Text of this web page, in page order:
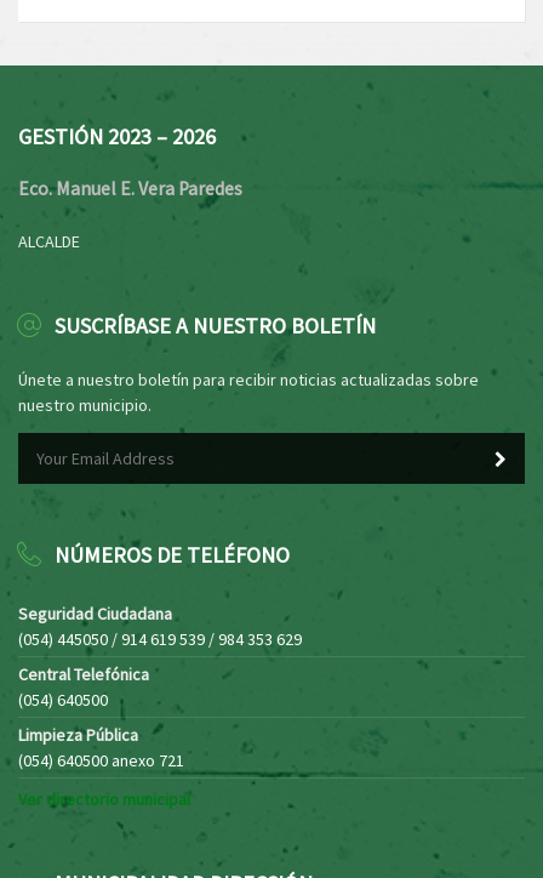
GESTIÓN 2023 – 2026
Eco. Manuel E. Vera Paredes
ALCALDE
SUSCRÍBASE A NUESTRO BOLETÍN
Únete a nuestro boletín para recibir noticias actualizadas sobre
nuestro municipio.
NÚMEROS DE TELÉFONO
Seguridad Ciudadana
(054) 445050 / 914 619 539 / 984 353 629
Central Telefónica
(054) 640500
Limpieza Pública
(054) 640500 anexo 721
Ver directorio municipal